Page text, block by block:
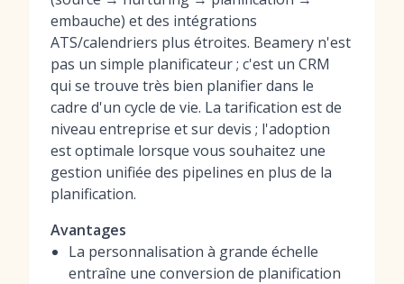
embauche) et des intégrations
ATS/calendriers plus étroites. Beamery n'est
pas un simple planificateur ; c'est un CRM
qui se trouve très bien planifier dans le
cadre d'un cycle de vie. La tarification est de
niveau entreprise et sur devis ; l'adoption
est optimale lorsque vous souhaitez une
gestion unifiée des pipelines en plus de la
planification.
Avantages
La personnalisation à grande échelle
entraîne une conversion de planification